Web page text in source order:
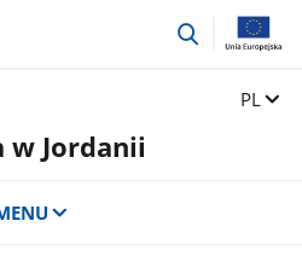
przejdź
Zmień
PL
w Jordanii